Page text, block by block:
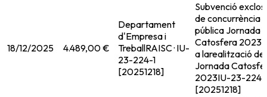
18/12/2025 4.489,00 €
Departament
d'Empresa i
TreballRAISC · IU-
23-224-1
[20251218]
Subvenció
de concurrència
pública Jornada
Catosfera 2023
a larealització de
Jornada
2023IU-23-224-
[20251218]